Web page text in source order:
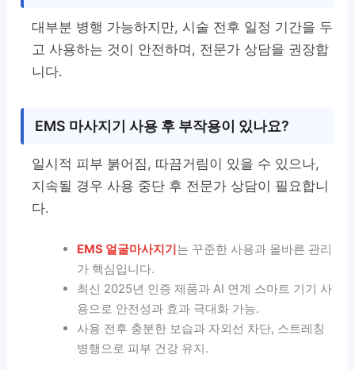
대부분 병행 가능하지만, 시술 전후 일정 기간을 두
고 사용하는 것이 안전하며, 전문가 상담을 권장합
니다.
EMS 마사지기 사용 후 부작용이 있나요?
일시적 피부 붉어짐, 따끔거림이 있을 수 있으나,
지속될 경우 사용 중단 후 전문가 상담이 필요합니
다.
EMS 얼굴마사지기는 꾸준한 사용과 올바른 관리
가 핵심입니다.
최신 2025년 인증 제품과 AI 연계 스마트 기기 사
용으로 안전성과 효과 극대화 가능.
사용 전후 충분한 보습과 자외선 차단, 스트레칭
병행으로 피부 건강 유지.